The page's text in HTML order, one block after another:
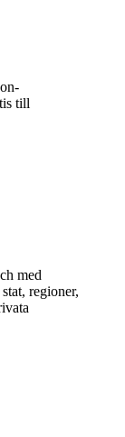
till
med
regioner,